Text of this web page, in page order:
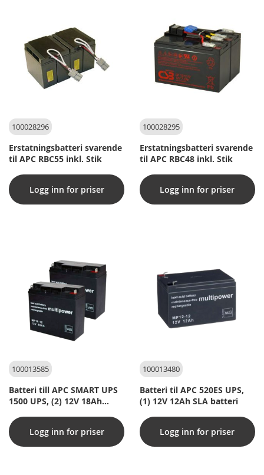
100028296
Erstatningsbatteri svarende
til APC RBC55 inkl. Stik
Logg inn for priser
100028295
Erstatningsbatteri svarende
til APC RBC48 inkl. Stik
Logg inn for priser
100013585
Batteri till APC SMART UPS
1500 UPS, (2) 12V 18Ah
Logg inn for priser
100013480
Batteri til APC 520ES UPS,
(1) 12V 12Ah SLA batteri
Logg inn for priser